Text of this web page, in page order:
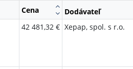
Cena Dodávateľ
42 481,32 € Xepap, spol. s r.o.